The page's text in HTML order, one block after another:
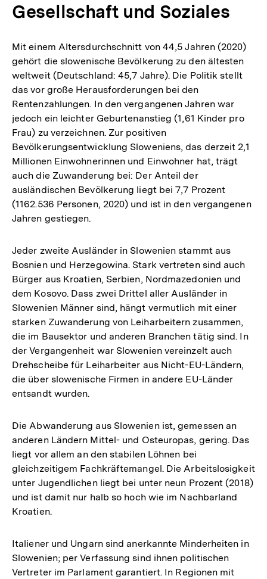
Gesellschaft und Soziales
Mit einem Altersdurchschnitt von 44,5 Jahren (2020)
gehört die slowenische Bevölkerung zu den ältesten
weltweit (Deutschland: 45,7 Jahre). Die Politik stellt
das vor große Herausforderungen bei den
Rentenzahlungen. In den vergangenen Jahren war
jedoch ein leichter Geburtenanstieg (1,61 Kinder pro
Frau) zu verzeichnen. Zur positiven
Bevölkerungsentwicklung Sloweniens, das derzeit 2,1
Millionen Einwohnerinnen und Einwohner hat, trägt
auch die Zuwanderung bei: Der Anteil der
ausländischen Bevölkerung liegt bei 7,7 Prozent
(1162.536 Personen, 2020) und ist in den vergangenen
Jahren gestiegen.
Jeder zweite Ausländer in Slowenien stammt aus
Bosnien und Herzegowina. Stark vertreten sind auch
Bürger aus Kroatien, Serbien, Nordmazedonien und
dem Kosovo. Dass zwei Drittel aller Ausländer in
Slowenien Männer sind, hängt vermutlich mit einer
starken Zuwanderung von Leiharbeitern zusammen,
die im Bausektor und anderen Branchen tätig sind. In
der Vergangenheit war Slowenien vereinzelt auch
Drehscheibe für Leiharbeiter aus Nicht-EU-Ländern,
die über slowenische Firmen in andere EU-Länder
entsandt wurden.
Die Abwanderung aus Slowenien ist, gemessen an
anderen Ländern Mittel- und Osteuropas, gering. Das
liegt vor allem an den stabilen Löhnen bei
gleichzeitigem Fachkräftemangel. Die Arbeitslosigkeit
unter Jugendlichen liegt bei unter neun Prozent (2018)
und ist damit nur halb so hoch wie im Nachbarland
Kroatien.
Italiener und Ungarn sind anerkannte Minderheiten in
Slowenien; per Verfassung sind ihnen politischen
Vertreter im Parlament garantiert. In Regionen mit